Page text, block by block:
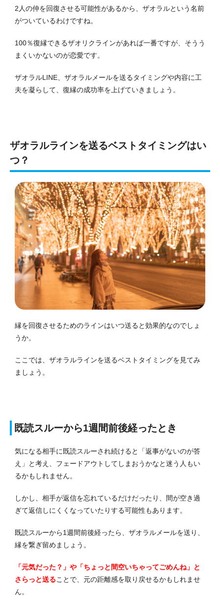
2人の仲を回復させる可能性があるから、ザオラルという名前
がついているわけですね。
100％復縁できるザオリクラインがあれば一番ですが、そうう
まくいかないのが恋愛です。
ザオラルLINE、ザオラルメールを送るタイミングや内容に工
夫を凝らして、復縁の成功率を上げていきましょう。
ザオラルラインを送るベストタイミングはい
つ？
縁を回復させるためのラインはいつ送ると効果的なのでしょ
うか。
ここでは、ザオラルラインを送るベストタイミングを見てみ
ましょう。
既読スルーから1週間前後経ったとき
気になる相手に既読スルーされ続けると「返事がないのが答
え」と考え、フェードアウトしてしまおうかなと迷う人もい
るかもしれません。
しかし、相手が返信を忘れているだけだったり、間が空き過
ぎて返信しにくくなっていたりする可能性もあります。
既読スルーから1週間前後経ったら、ザオラルメールを送り、
縁を繋ぎ留めましょう。
「元気だった？」や「ちょっと間空いちゃってごめんね」と
さらっと送ることで、元の距離感を取り戻せるかもしれませ
ん。